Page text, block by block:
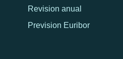
Revision anual
Prevision Euribor